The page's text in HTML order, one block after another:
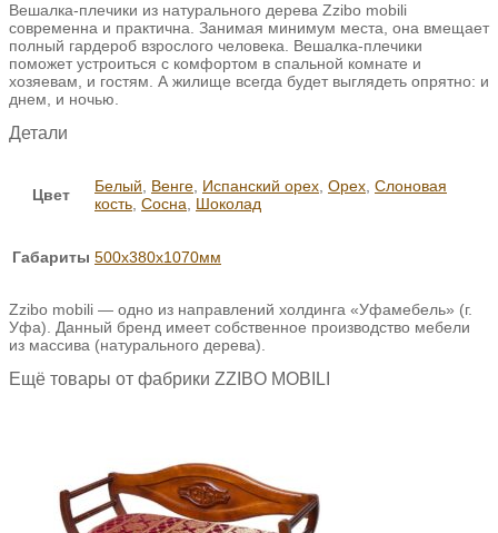
Вешалка-плечики из натурального дерева Zzibo mobili
современна и практична. Занимая минимум места, она вмещает
полный гардероб взрослого человека. Вешалка-плечики
поможет устроиться с комфортом в спальной комнате и
хозяевам, и гостям. А жилище всегда будет выглядеть опрятно: и
днем, и ночью.
Детали
Цвет Белый, Венге, Испанский орех, Орех, Слоновая
кость, Сосна, Шоколад
Габариты 500х380х1070мм
Zzibo mobili — одно из направлений холдинга «Уфамебель» (г.
Уфа). Данный бренд имеет собственное производство мебели
из массива (натурального дерева).
Ещё товары от фабрики ZZIBO MOBILI